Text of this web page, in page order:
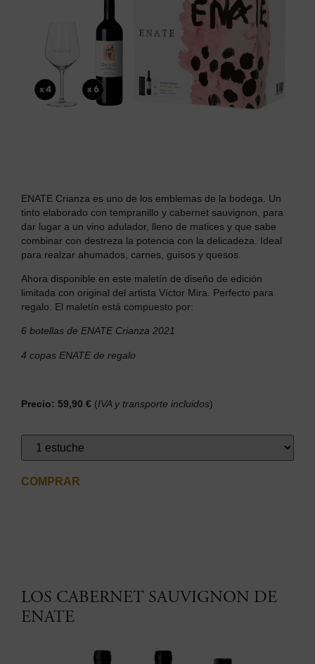
ENATE Crianza es uno de los emblemas de la bodega. Un
tinto elaborado con tempranillo y cabernet sauvignon, para
dar lugar a un vino adulador, lleno de matices y que sabe
combinar con destreza la potencia con la delicadeza. Ideal
para realzar ahumados, carnes, guisos y quesos.
Ahora disponible en este maletín de diseño de edición
limitada con original del artista Víctor Mira.
Perfecto para
regalo. El maletín está compuesto por:
6 botellas de ENATE Crianza 2021
4 copas ENATE de regalo
Precio: 59,90 € (IVA y transporte incluidos)
COMPRAR
LOS CABERNET SAUVIGNON DE
ENATE